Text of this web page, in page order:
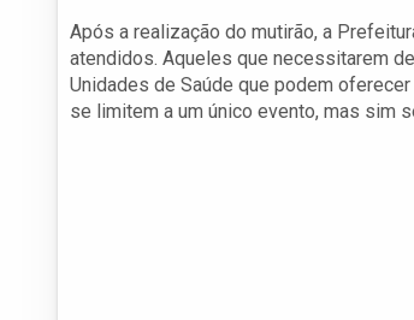
Após a realização do mutirão, a
atendidos. Aqueles que necessitarem
Unidades de Saúde que podem
se limitem a um único evento, mas sim